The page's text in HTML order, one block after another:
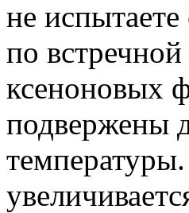
не
по
ксеноновых
подвержены